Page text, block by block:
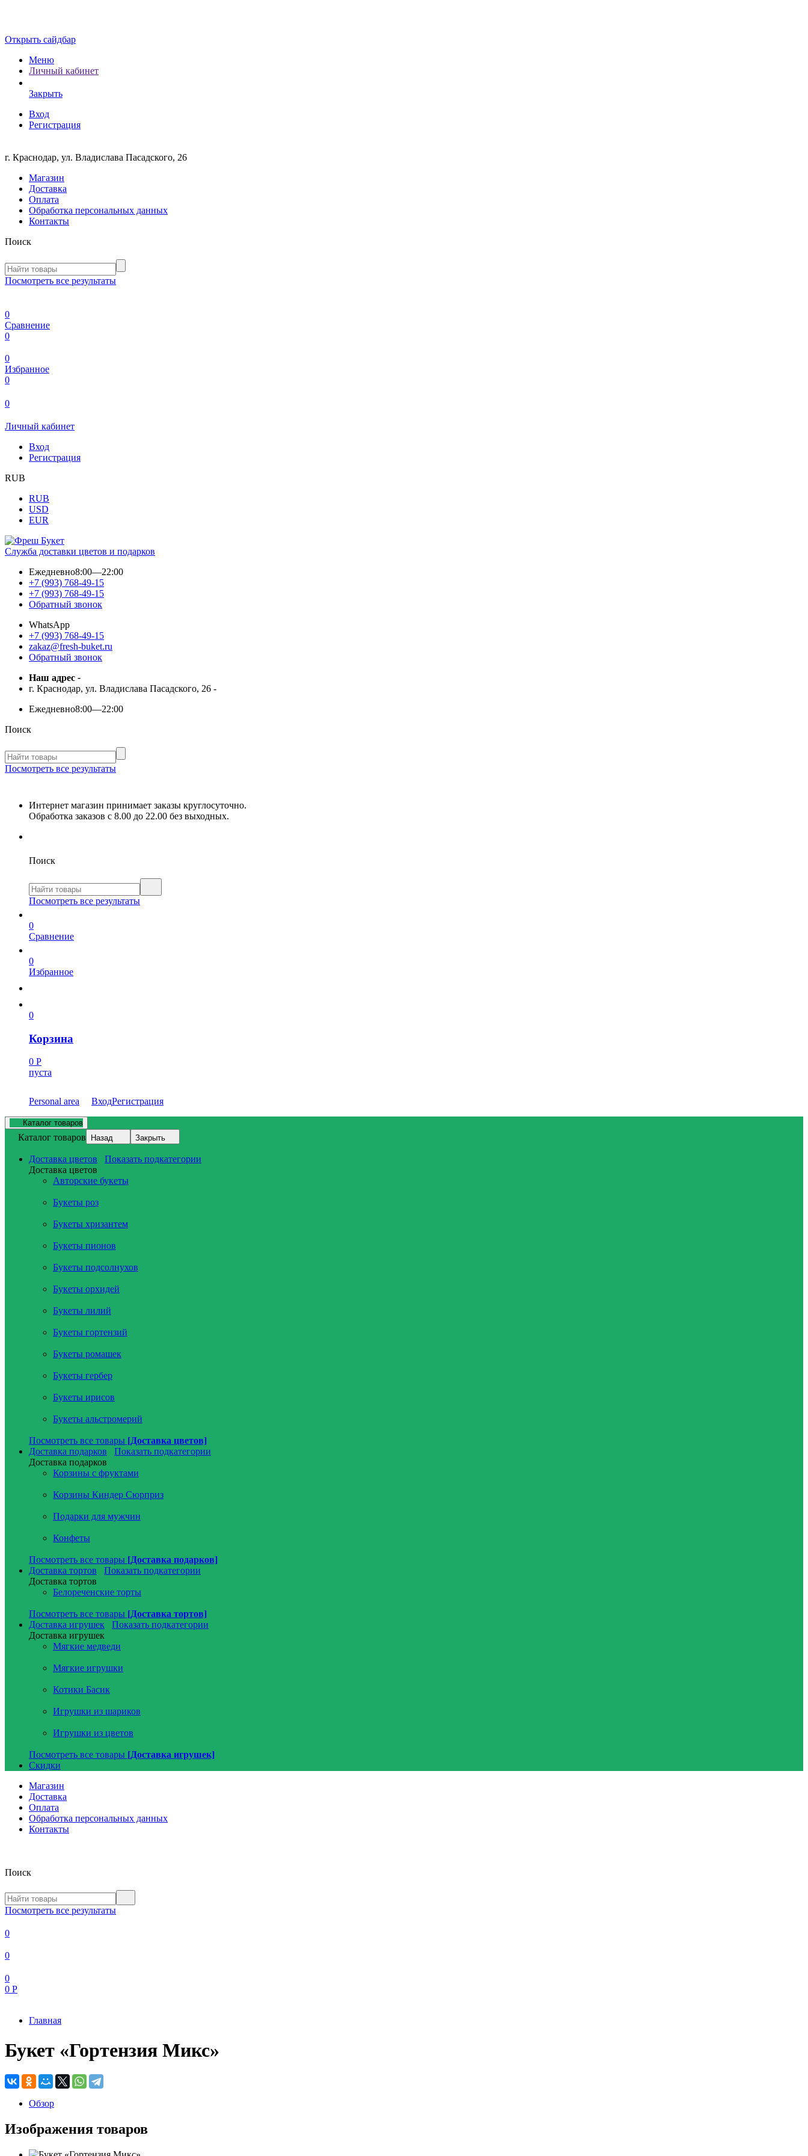
Открыть сайдбар
Меню
Личный кабинет
Закрыть
Вход
Регистрация
г. Краснодар, ул. Владислава Пасадского, 26
Магазин
Доставка
Оплата
Обработка персональных данных
Контакты
Поиск
Посмотреть все результаты
0
Сравнение
0
0
Избранное
0
0
Личный кабинет
Вход
Регистрация
RUB
RUB
USD
EUR
Служба доставки цветов и подарков
Ежедневно8:00—22:00
+7 (993) 768-49-15
+7 (993) 768-49-15
Обратный звонок
WhatsApp
+7 (993) 768-49-15
zakaz@fresh-buket.ru
Обратный звонок
Наш адрес -
г. Краснодар, ул. Владислава Пасадского, 26 -
Ежедневно8:00—22:00
Поиск
Посмотреть все результаты
Интернет магазин принимает заказы круглосуточно.
Обработка заказов с 8.00 до 22.00 без выходных.
Поиск
Посмотреть все результаты
0
Сравнение
0
Избранное
0
Корзина
0 Р
пуста
Personal area ВходРегистрация
Каталог товаров
Каталог товаров Назад Закрыть
Доставка цветов
Показать подкатегории
Доставка цветов
Авторские букеты
Букеты роз
Букеты хризантем
Букеты пионов
Букеты подсолнухов
Букеты орхидей
Букеты лилий
Букеты гортензий
Букеты ромашек
Букеты гербер
Букеты ирисов
Букеты альстромерий
Посмотреть все товары [Доставка цветов]
Доставка подарков
Показать подкатегории
Доставка подарков
Корзины с фруктами
Корзины Киндер Сюрприз
Подарки для мужчин
Конфеты
Посмотреть все товары [Доставка подарков]
Доставка тортов
Показать подкатегории
Доставка тортов
Белореченские торты
Посмотреть все товары [Доставка тортов]
Доставка игрушек
Показать подкатегории
Доставка игрушек
Мягкие медведи
Мягкие игрушки
Котики Басик
Игрушки из шариков
Игрушки из цветов
Посмотреть все товары [Доставка игрушек]
Скидки
Магазин
Доставка
Оплата
Обработка персональных данных
Контакты
Поиск
Посмотреть все результаты
0
0
0
0 Р
Главная
Букет «Гортензия Микс»
Обзор
Изображения товаров